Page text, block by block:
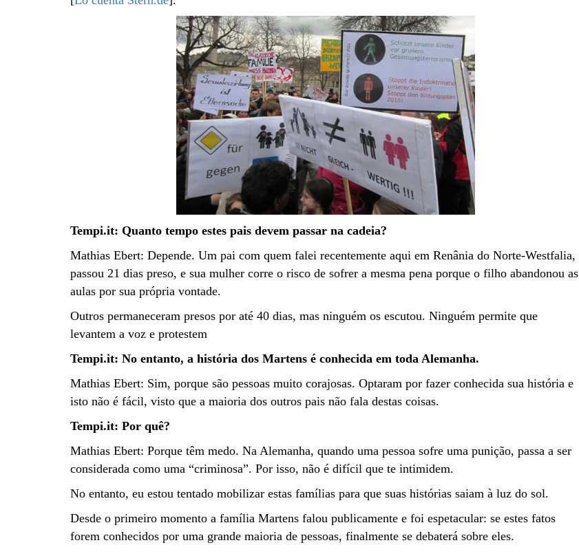
Tempi.it: Quanto tempo estes pais devem passar na cadeia?
Mathias Ebert: Depende. Um pai com quem falei recentemente aqui em Renânia do Norte-Westfalia,
passou 21 dias preso, e sua mulher corre o risco de sofrer a mesma pena porque o filho abandonou as
aulas por sua própria vontade.
Outros permaneceram presos por até 40 dias, mas ninguém os escutou. Ninguém permite que
levantem a voz e protestem
Tempi.it: No entanto, a história dos Martens é conhecida em toda Alemanha.
Mathias Ebert: Sim, porque são pessoas muito corajosas. Optaram por fazer conhecida sua história e
isto não é fácil, visto que a maioria dos outros pais não fala destas coisas.
Tempi.it: Por quê?
Mathias Ebert: Porque têm medo. Na Alemanha, quando uma pessoa sofre uma punição, passa a ser
considerada como uma “criminosa”. Por isso, não é difícil que te intimidem.
No entanto, eu estou tentado mobilizar estas famílias para que suas histórias saiam à luz do sol.
Desde o primeiro momento a família Martens falou publicamente e foi espetacular: se estes fatos
forem conhecidos por uma grande maioria de pessoas, finalmente se debaterá sobre eles.